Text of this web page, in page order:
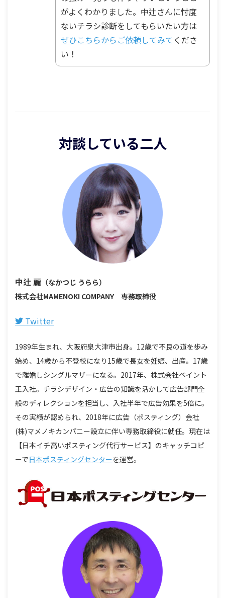
がよくわかりました。中辻さんに忖度
ないチラシ診断をしてもらいたい方は
ぜひこちらからご依頼してみて くださ
い！
対談している二人
中辻 麗 （なかつじ うらら）
株式会社MAMENOKI COMPANY 専務取締役
Twitter
1989年生まれ、大阪府泉大津市出身。12歳で不良の道を歩み
始め、14歳から不登校になり15歳で長女を妊娠、出産。17歳
で離婚しシングルマザーになる。2017年、株式会社ペイント
王入社。チラシデザイン・広告の知識を活かして広告部門全
般のディレクションを担当し、入社半年で広告効果を5倍に。
その実績が認められ、2018年に広告（ポスティング）会社
(株)マメノキカンパニー設立に伴い専務取締役に就任。現在は
【日本イチ高いポスティング代行サービス】のキャッチコピ
ーで日本ポスティングセンターを運営。